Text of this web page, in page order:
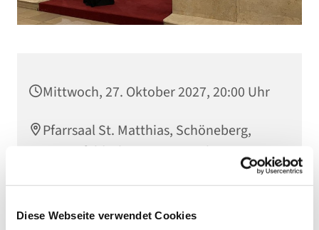
Diese Webseite verwendet Cookies
Mittwoch, 27. Oktober 2027, 20:00 Uhr
Pfarrsaal St. Matthias, Schöneberg,
Winterfeldtplatz, 10781 Berlin